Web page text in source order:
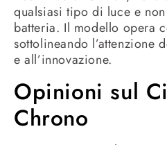
qualsiasi tipo di luce e
batteria. Il modello opera
sottolineando l’attenzione
e all’innovazione.
Opinioni sul
Chrono